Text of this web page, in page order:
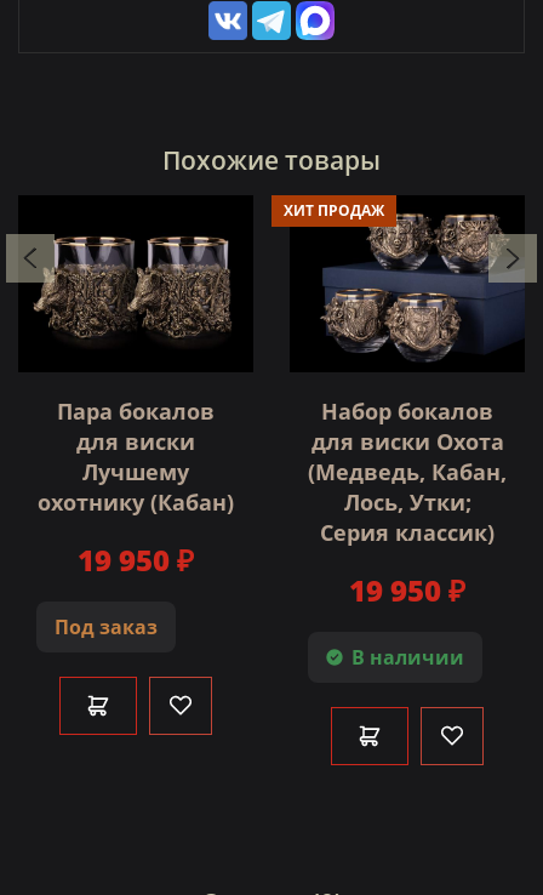
Похожие товары
Пара бокалов
для виски
Лучшему
охотнику (Кабан)
Под заказ
19 950 ₽
ХИТ ПРОДАЖ
Набор бокалов
для виски Охота
(Медведь, Кабан,
Лось, Утки;
Серия классик)
В наличии
19 950 ₽